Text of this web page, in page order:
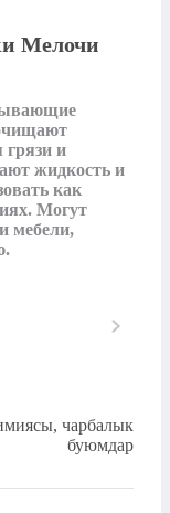
Мелочи
грязи и
жидкость и
как
Могут
мебели,
чарбалык
буюмдар